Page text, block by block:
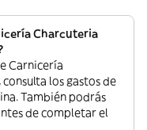
Charcuteria
Carnicería
los gastos de
También podrás
de completar el